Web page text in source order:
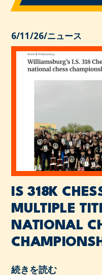
6/11/26/ニュース
IS 318K
MULTIPLE
NATIONAL
続きを読む